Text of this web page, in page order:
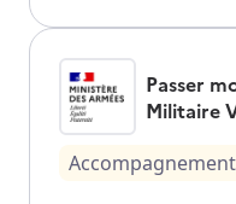
Passer
Militaire
Accompagnement